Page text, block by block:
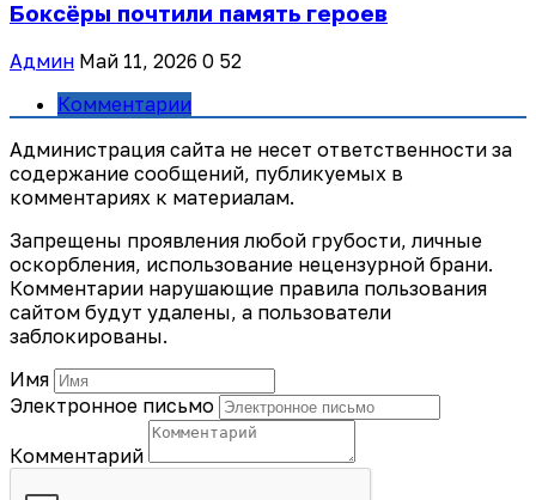
Боксёры почтили память героев
Админ Май 11, 2026 0 52
Комментарии
Администрация сайта не несет ответственности за
содержание сообщений, публикуемых в
комментариях к материалам.
Запрещены проявления любой грубости, личные
оскорбления, использование нецензурной брани.
Комментарии нарушающие правила пользования
сайтом будут удалены, а пользователи
заблокированы.
Имя
Электронное письмо
Комментарий